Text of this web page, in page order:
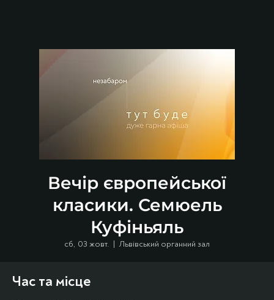
Вечір європейської
класики. Семюель
Куфіньяль
сб, 03 жовт.
  |
Львівський органний зал
Час та місце